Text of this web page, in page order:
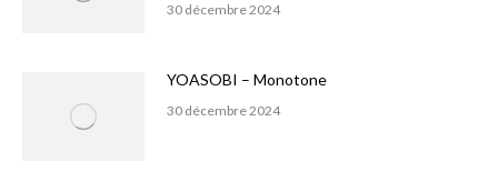
30 décembre 2024
YOASOBI – Monotone
30 décembre 2024